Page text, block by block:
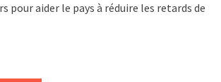
pour aider le pays à réduire les retards de